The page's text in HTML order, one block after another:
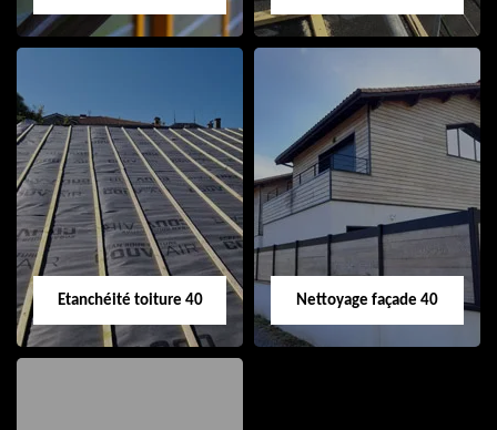
Nettoyage et pose
de gouttière 40
Réparation de
toiture 40
Etanchéité toiture 40 Nettoyage façade 40